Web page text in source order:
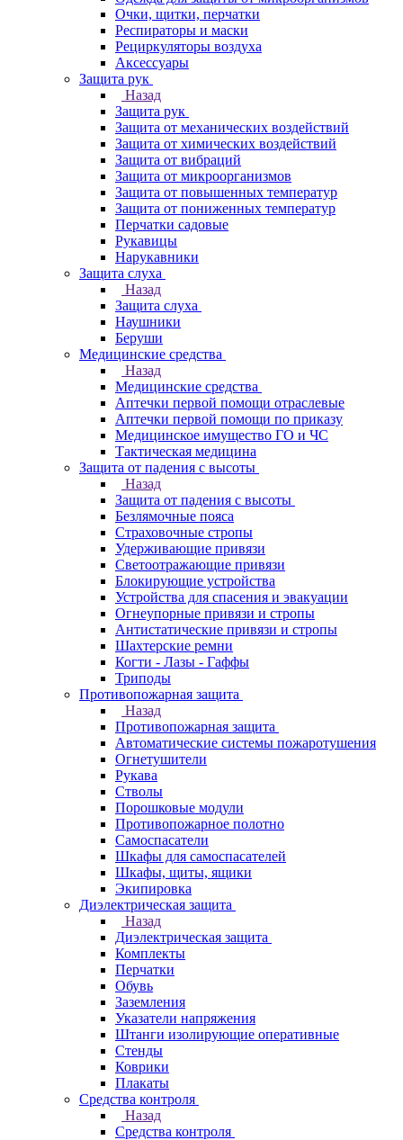
Очки, щитки, перчатки
Респираторы и маски
Рециркуляторы воздуха
Аксессуары
Защита рук
Назад
Защита рук
Защита от механических воздействий
Защита от химических воздействий
Защита от вибраций
Защита от микроорганизмов
Защита от повышенных температур
Защита от пониженных температур
Перчатки садовые
Рукавицы
Нарукавники
Защита слуха
Назад
Защита слуха
Наушники
Беруши
Медицинские средства
Назад
Медицинские средства
Аптечки первой помощи отраслевые
Аптечки первой помощи по приказу
Медицинское имущество ГО и ЧС
Тактическая медицина
Защита от падения с высоты
Назад
Защита от падения с высоты
Безлямочные пояса
Страховочные стропы
Удерживающие привязи
Светоотражающие привязи
Блокирующие устройства
Устройства для спасения и эвакуации
Огнеупорные привязи и стропы
Антистатические привязи и стропы
Шахтерские ремни
Когти - Лазы - Гаффы
Триподы
Противопожарная защита
Назад
Противопожарная защита
Автоматические системы пожаротушения
Огнетушители
Рукава
Стволы
Порошковые модули
Противопожарное полотно
Самоспасатели
Шкафы для самоспасателей
Шкафы, щиты, ящики
Экипировка
Диэлектрическая защита
Назад
Диэлектрическая защита
Комплекты
Перчатки
Обувь
Заземления
Указатели напряжения
Штанги изолирующие оперативные
Стенды
Коврики
Плакаты
Средства контроля
Назад
Средства контроля